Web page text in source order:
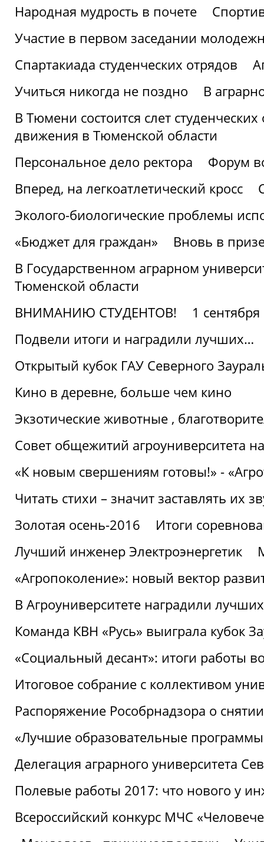
Народная мудрость в почете
Участие в первом заседании
Спартакиада студенческих отрядов
Учиться никогда не поздно
В
В Тюмени состоится слет
движения в Тюменской области
Персональное дело ректора
Форум
Вперед, на легкоатлетический кросс
Эколого-биологические проблемы
«Бюджет для граждан»
Вновь в
В Государственном аграрном
Тюменской области
ВНИМАНИЮ СТУДЕНТОВ!
1 сентября
Подвели итоги и наградили лучших…
Открытый кубок ГАУ Северного
Кино в деревне, больше чем кино
Экзотические животные ,
Совет общежитий агроуниверситета
«К новым свершениям готовы!» -
Читать стихи – значит заставлять их
Золотая осень-2016
Итоги
Лучший инженер Электроэнергетик
«Агропоколение»: новый вектор
В Агроуниверситете наградили
Команда КВН «Русь» выиграла кубок
«Социальный десант»: итоги работы
Итоговое собрание с коллективом
Распоряжение Рособрнадзора о
«Лучшие образовательные
Делегация аграрного университета
Полевые работы 2017: что нового у
Всероссийский конкурс МЧС